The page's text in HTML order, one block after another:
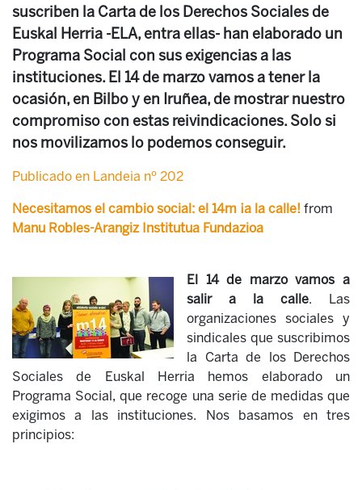
suscriben la Carta de los Derechos Sociales de
Euskal Herria -ELA, entra ellas- han elaborado un
Programa Social con sus exigencias a las
instituciones. El 14 de marzo vamos a tener la
ocasión, en Bilbo y en Iruñea, de mostrar nuestro
compromiso con estas reivindicaciones. Solo si
nos movilizamos lo podemos conseguir.
Publicado en Landeia nº 202
Necesitamos el cambio social: el 14m ¡a la calle! from
Manu Robles-Arangiz Institutua Fundazioa
El 14 de marzo vamos a
salir a la calle. Las
organizaciones sociales y
sindicales que suscribimos
la Carta de los Derechos
Sociales de Euskal Herria hemos elaborado un
Programa Social, que recoge una serie de medidas que
exigimos a las instituciones. Nos basamos en tres
principios: